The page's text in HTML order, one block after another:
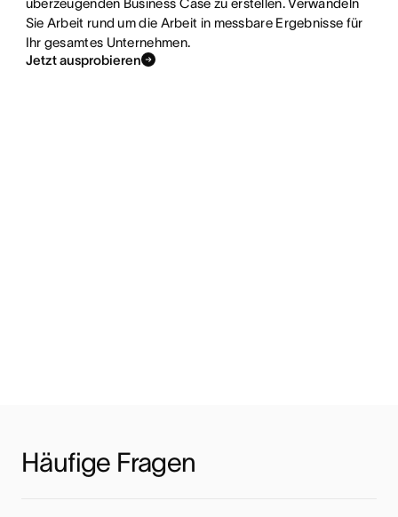
überzeugenden Business Case zu erstellen. Verwandeln
Sie Arbeit rund um die Arbeit in messbare Ergebnisse für
Ihr gesamtes Unternehmen.
Jetzt ausprobieren
Häufige Fragen